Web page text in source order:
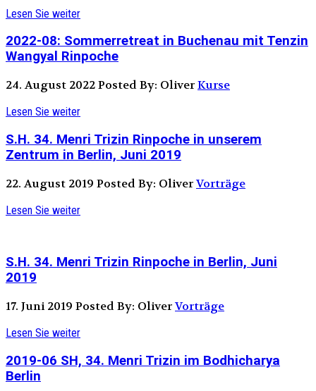
Lesen Sie weiter
2022-08: Sommerretreat in Buchenau mit Tenzin
Wangyal Rinpoche
24. August 2022Posted By: OliverKurse
Lesen Sie weiter
S.H. 34. Menri Trizin Rinpoche in unserem
Zentrum in Berlin, Juni 2019
22. August 2019 Posted By: OliverVorträge
Lesen Sie weiter
S.H. 34. Menri Trizin Rinpoche in Berlin, Juni
2019
17. Juni 2019 Posted By: OliverVorträge
Lesen Sie weiter
2019-06 SH, 34. Menri Trizin im Bodhicharya
Berlin